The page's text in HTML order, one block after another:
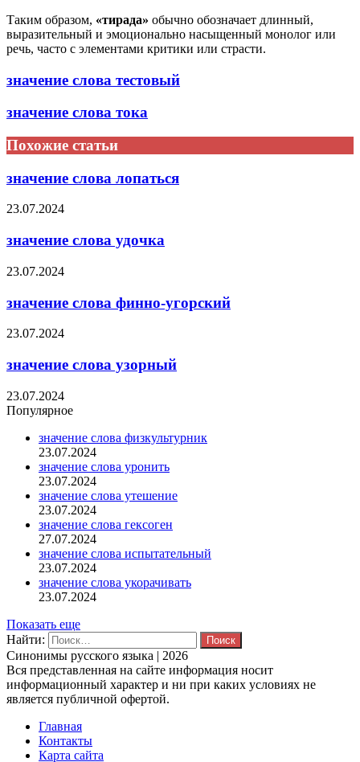
Таким образом, «тирада» обычно обозначает длинный,
выразительный и эмоционально насыщенный монолог или
речь, часто с элементами критики или страсти.
значение слова тестовый
значение слова тока
Похожие статьи
значение слова лопаться
23.07.2024
значение слова удочка
23.07.2024
значение слова финно-угорский
23.07.2024
значение слова узорный
23.07.2024
Популярное
значение слова физкультурник
23.07.2024
значение слова уронить
23.07.2024
значение слова утешение
23.07.2024
значение слова гексоген
27.07.2024
значение слова испытательный
23.07.2024
значение слова укорачивать
23.07.2024
Показать еще
Найти:
Синонимы русского языка | 2026
Вся представленная на сайте информация носит
информационный характер и ни при каких условиях не
является публичной офертой.
Главная
Контакты
Карта сайта